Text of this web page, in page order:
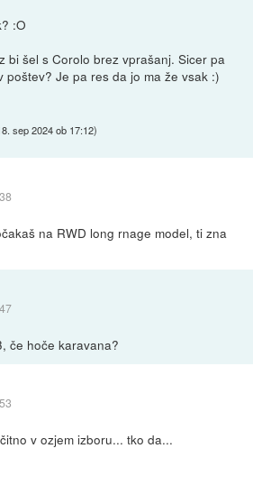
:O
bi šel s Corolo brez vprašanj. Sicer pa
poštev? Je pa res da jo ma že vsak :)
sep 2024 ob 17:12)
na RWD long rnage model, ti zna
če hoče karavana?
v ozjem izboru... tko da...